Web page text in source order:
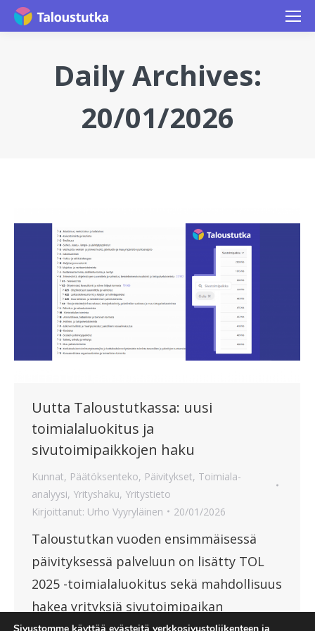
Daily Archives:
20/01/2026
Uutta Taloustutkassa: uusi
toimialaluokitus ja
sivutoimipaikkojen haku
Kunnat, Päätöksenteko, Päivitykset, Toimiala-
analyysi, Yrityshaku, Yritystieto
Kirjoittanut: Urho Vyyryläinen 20/01/2026
Taloustutkan vuoden ensimmäisessä
päivityksessä palveluun on lisätty TOL
2025 -toimialaluokitus sekä mahdollisuus
hakea yrityksiä sivutoimipaikan